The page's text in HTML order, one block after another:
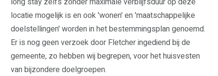
locatie mogelijk is en ook 'wonen' en 'maatschappelijke
doelstellingen' worden in het bestemmingsplan genoemd.
Er is nog geen verzoek door Fletcher ingediend bij de
gemeente, zo hebben wij begrepen, voor het huisvesten
van bijzondere doelgroepen.